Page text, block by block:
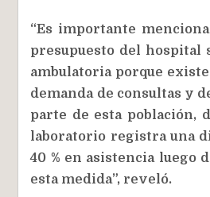
“Es importante
presupuesto del hospital
ambulatoria porque
demanda de consultas y
parte de esta población,
laboratorio registra una
40 % en asistencia luego
esta medida”, reveló.